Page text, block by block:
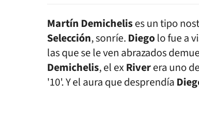
Martín Demichelises un tipo
Selección, sonríe.Diegolo fue a
las que se le ven abrazados
Demichelis, el exRiverera uno
'10'. Y el aura que desprendía